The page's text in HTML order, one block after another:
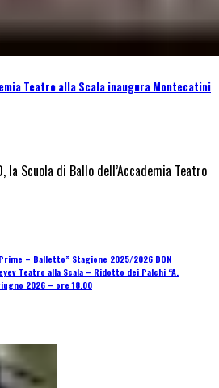
Teatro alla Scala inaugura Montecatini
Scuola di Ballo dell’Accademia Teatro
– Balletto” Stagione 2025/2026 DON
Teatro alla Scala – Ridotto dei Palchi “A.
2026 – ore 18.00